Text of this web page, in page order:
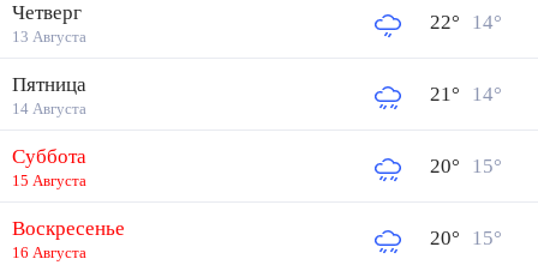
Четверг
13 Августа
22° 14°
Пятница
14 Августа
21° 14°
Суббота
15 Августа
20° 15°
Воскресенье
16 Августа
20° 15°